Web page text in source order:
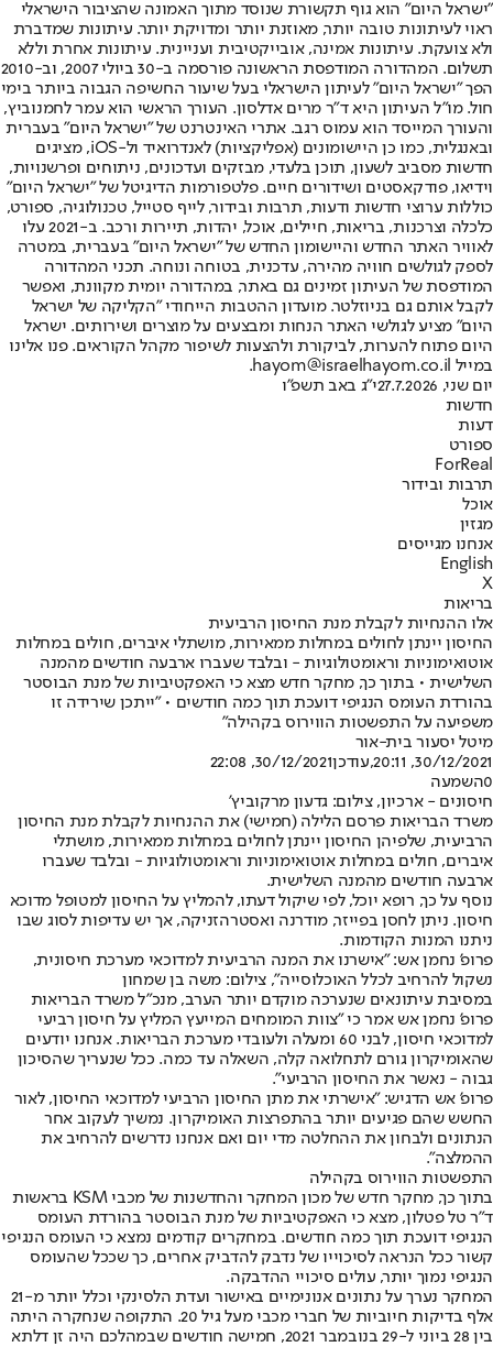
"ישראל היום" הוא גוף תקשורת שנוסד מתוך האמונה שהציבור הישראלי
ראוי לעיתונות טובה יותר, מאוזנת יותר ומדויקת יותר. עיתונות שמדברת
ולא צועקת. עיתונות אמינה, אובייקטיבית ועניינית. עיתונות אחרת וללא
תשלום. המהדורה המודפסת הראשונה פורסמה ב-30 ביולי 2007, וב-2010
הפך "ישראל היום" לעיתון הישראלי בעל שיעור החשיפה הגבוה ביותר בימי
חול. מו"ל העיתון היא ד"ר מרים אדלסון. העורך הראשי הוא עמר לחמנוביץ,
והעורך המייסד הוא עמוס רגב. אתרי האינטרנט של "ישראל היום" בעברית
ובאנגלית, כמו כן היישומונים (אפליקציות) לאנדרואיד ול-iOS, מציגים
חדשות מסביב לשעון, תוכן בלעדי, מבזקים ועדכונים, ניתוחים ופרשנויות,
וידיאו, פודקאסטים ושידורים חיים. פלטפורמות הדיגיטל של "ישראל היום"
כוללות ערוצי חדשות ודעות, תרבות ובידור, לייף סטייל, טכנולוגיה, ספורט,
כלכלה וצרכנות, בריאות, חיילים, אוכל, יהדות, תיירות ורכב. ב-2021 עלו
לאוויר האתר החדש והיישומון החדש של "ישראל היום" בעברית, במטרה
לספק לגולשים חוויה מהירה, עדכנית, בטוחה ונוחה. תכני המהדורה
המודפסת של העיתון זמינים גם באתר, במהדורה יומית מקוונת, ואפשר
לקבל אותם גם בניוזלטר. מועדון ההטבות הייחודי "הקליקה של ישראל
היום" מציע לגולשי האתר הנחות ומבצעים על מוצרים ושירותים. ישראל
היום פתוח להערות, לביקורת ולהצעות לשיפור מקהל הקוראים. פנו אלינו
במייל hayom@israelhayom.co.il.
יום שני, 27.7.2026
י"ג באב תשפ"ו
חדשות
דעות
ספורט
ForReal
תרבות ובידור
אוכל
מגזין
אנחנו מגייסים
English
X
בריאות
אלו ההנחיות לקבלת מנת החיסון הרביעית
החיסון יינתן לחולים במחלות ממאירות, מושתלי איברים, חולים במחלות
אוטואימוניות וראומטולוגיות - ובלבד שעברו ארבעה חודשים מהמנה
השלישית • בתוך כך, מחקר חדש מצא כי האפקטיביות של מנת הבוסטר
בהורדת העומס הנגיפי דועכת תוך כמה חודשים • "ייתכן שירידה זו
משפיעה על התפשטות הווירוס בקהילה"
מיטל יסעור בית-אור
30/12/2021, 20:11
,עודכן30/12/2021, 22:08
0השמעה
חיסונים - ארכיון, צילום: גדעון מרקוביץ'
משרד הבריאות פרסם הלילה (חמישי) את ההנחיות לקבלת מנת החיסון
הרביעית, שלפיהן החיסון יינתן לחולים במחלות ממאירות, מושתלי
איברים, חולים במחלות אוטואימוניות וראומטולוגיות - ובלבד שעברו
ארבעה חודשים מהמנה השלישית.
נוסף על כך, רופא יוכל, לפי שיקול דעתו, להמליץ על החיסון למטופל מדוכא
חיסון. ניתן לחסן בפייזר, מודרנה ואסטרהזניקה, אך יש עדיפות לסוג שבו
ניתנו המנות הקודמות.
פרופ' נחמן אש: "אישרנו את המנה הרביעית למדוכאי מערכת חיסונית,
נשקול להרחיב לכלל האוכלוסייה", צילום: משה בן שמחון
במסיבת עיתונאים שנערכה מוקדם יותר הערב, מנכ"ל משרד הבריאות
פרופ' נחמן אש אמר כי "צוות המומחים המייעץ המליץ על חיסון רביעי
למדוכאי חיסון, לבני 60 ומעלה ולעובדי מערכת הבריאות. אנחנו יודעים
שהאומיקרון גורם לתחלואה קלה, השאלה עד כמה. ככל שנעריך שהסיכון
גבוה - נאשר את החיסון הרביעי".
פרופ' אש הדגיש: "אישרתי את מתן החיסון הרביעי למדוכאי החיסון, לאור
החשש שהם פגיעים יותר בהתפרצות האומיקרון. נמשיך לעקוב אחר
הנתונים ולבחון את ההחלטה מדי יום ואם אנחנו נדרשים להרחיב את
ההמלצה".
התפשטות הווירוס בקהילה
בתוך כך, מחקר חדש של מכון המחקר והחדשנות של מכבי KSM בראשות
ד"ר טל פטלון, מצא כי האפקטיביות של מנת הבוסטר בהורדת העומס
הנגיפי דועכת תוך כמה חודשים. במחקרים קודמים נמצא כי העומס הנגיפי
קשור ככל הנראה לסיכוייו של נדבק להדביק אחרים, כך שככל שהעומס
הנגיפי נמוך יותר, עולים סיכויי ההדבקה.
המחקר נערך על נתונים אנונימיים באישור ועדת הלסינקי וכלל יותר מ-21
אלף בדיקות חיוביות של חברי מכבי מעל גיל 20. התקופה שנחקרה היתה
בין 28 ביוני ל-29 בנובמבר 2021, חמישה חודשים שבמהלכם היה זן דלתא